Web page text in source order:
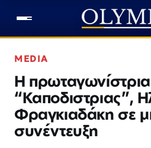
MEDIA
Η πρωταγωνίστρια
“Καποδιστριας”,
Φραγκιαδάκη σε
συνέντευξη